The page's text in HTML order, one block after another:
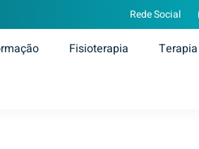
Rede Social
Fisioterapia